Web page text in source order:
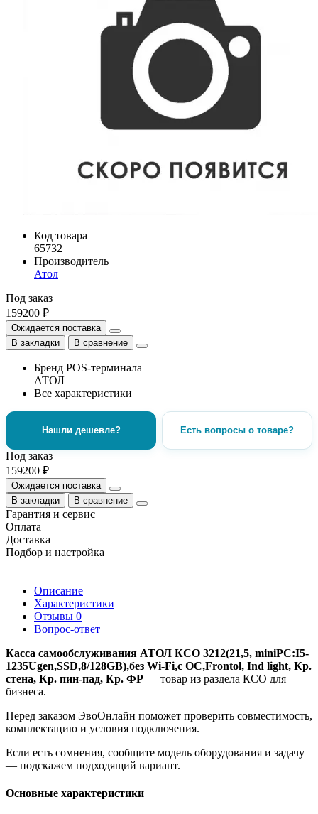
Код товара
65732
Производитель
Атол
Под заказ
159200 ₽
Ожидается поставка
В закладки
В сравнение
Бренд POS-терминала
АТОЛ
Все характеристики
Нашли дешевле? Есть вопросы о товаре?
Под заказ
159200 ₽
Ожидается поставка
В закладки
В сравнение
Гарантия и сервис
Оплата
Доставка
Подбор и настройка
Описание
Характеристики
Отзывы 0
Вопрос-ответ
Касса самообслуживания АТОЛ КСО 3212(21,5, miniPC:I5-
1235Ugen,SSD,8/128GB),без Wi-Fi,с ОС,Frontol, Ind light, Кр.
стена, Кр. пин-пад, Кр. ФР — товар из раздела КСО для
бизнеса.
Перед заказом ЭвоОнлайн поможет проверить совместимость,
комплектацию и условия подключения.
Если есть сомнения, сообщите модель оборудования и задачу
— подскажем подходящий вариант.
Основные характеристики